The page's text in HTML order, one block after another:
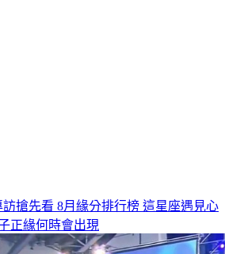
搶先看 8月緣分排行榜 這星座遇見心
正緣何時會出現